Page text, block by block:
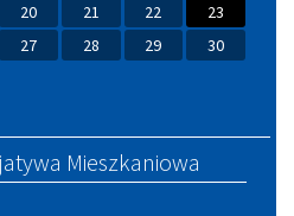
20 21 22
23
27 28 29
30
Mieszkaniowa